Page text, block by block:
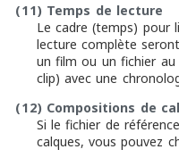
(11) Temps de lecture
Le cadre (temps) pour
lecture complète
un film ou un fichier
clip) avec une
(12) Compositions de
Si le fichier de
calques, vous pouvez